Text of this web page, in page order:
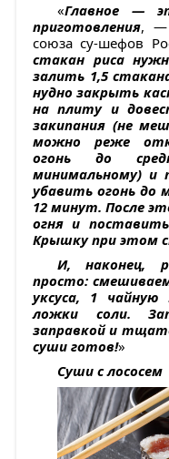
«Главное —
приготовления, —
союза су-шефов
стакан риса
залить 1,5
нудно закрыть
на плиту и
закипания (не
можно реже
огонь до
минимальному) и
убавить огонь до
12 минут. После
огня и
Крышку при этом
И, наконец,
просто:
уксуса, 1
ложки соли.
заправкой и
суши готов!»
Суши с лососем